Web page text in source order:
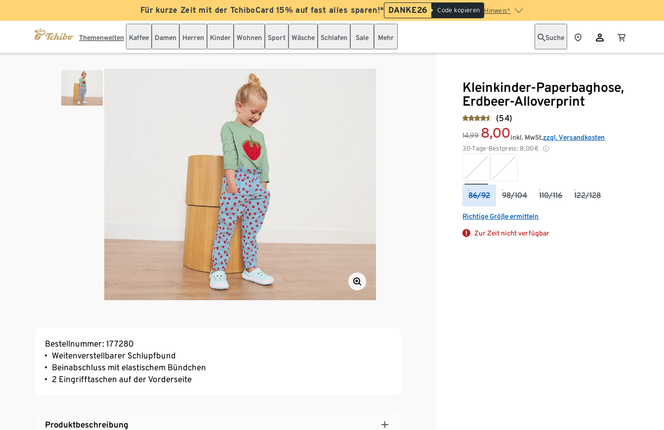
Für kurze Zeit mit der TchiboCard 15% auf fast alles sparen!* DANKE26 Code kopieren Hinweis*
Themenwelten Kaffee Damen Herren Kinder Wohnen Sport Wäsche Schlafen Sale Mehr Suche
Kleinkinder-Paperbaghose,
Erdbeer-Alloverprint
(54)
14,99 8,00
30-Tage-Bestpreis: 8,00€
inkl. MwSt.zzgl. Versandkosten
86/92 98/104 110/116 122/128
Richtige Größe ermitteln
Zur Zeit nicht verfügbar
Bestellnummer: 177280
Weitenverstellbarer Schlupfbund
Beinabschluss mit elastischem Bündchen
2 Eingrifftaschen auf der Vorderseite
Produktbeschreibung